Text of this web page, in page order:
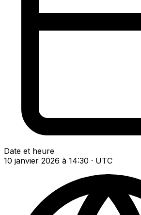
Date et heure
10 janvier 2026 à 14:30 · UTC